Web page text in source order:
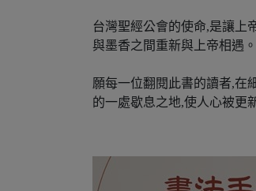
台灣聖經公會的使命,是讓上
與墨香之間重新與上帝相遇。
願每一位翻閱此書的讀者,在
的一處歇息之地,使人心被更